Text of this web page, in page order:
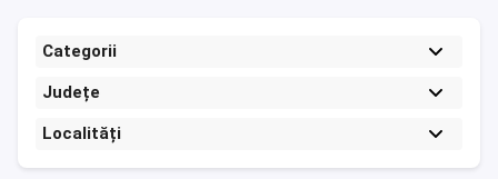
Categorii
Județe
Localități